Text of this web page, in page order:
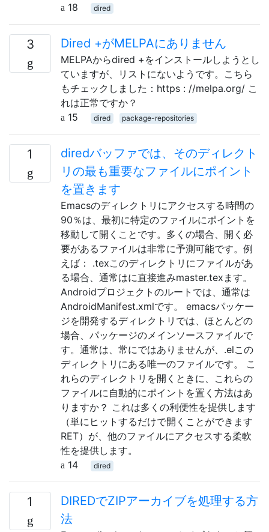
18
dired
3 Dired +がMELPAにありません
MELPAからdired +をインストールしようとし
ていますが、リストにないようです。こちら
もチェックしました：https : //melpa.org/ こ
れは正常ですか？
15
dired package-repositories
1
diredバッファでは、そのディレクト
リの最も重要なファイルにポイント
を置きます
Emacsのディレクトリにアクセスする時間の
90％は、最初に特定のファイルにポイントを
移動して開くことです。多くの場合、開く必
要があるファイルは非常に予測可能です。例
えば： .texこのディレクトリにファイルがあ
る場合、通常はに直接進みmaster.texます。
Androidプロジェクトのルートでは、通常は
AndroidManifest.xmlです。 emacsパッケー
ジを開発するディレクトリでは、ほとんどの
場合、パッケージのメインソースファイルで
す。通常は、常にではありませんが、.elこの
ディレクトリにある唯一のファイルです。 こ
れらのディレクトリを開くときに、これらの
ファイルに自動的にポイントを置く方法はあ
りますか？ これは多くの利便性を提供します
（単にヒットするだけで開くことができます
RET）が、他のファイルにアクセスする柔軟
性を提供します。
14
dired
1
DIREDでZIPアーカイブを処理する方
法